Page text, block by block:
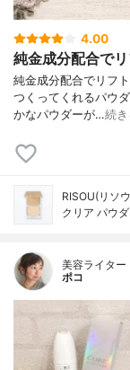
4.00
純金成分配合で
純金成分配合でリフ
つくってくれるパウ
かなパウダーが…続
RISOU(リソ
クリア パウ
美容ライター
ポコ